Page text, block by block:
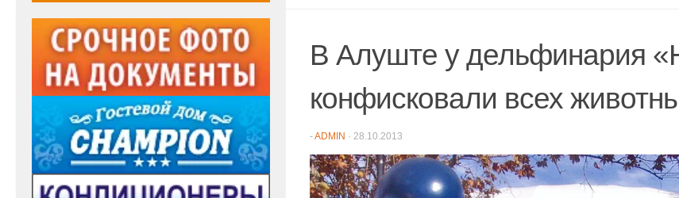
В Алуште у дельфинария
конфисковали всех
-ADMIN · 28.10.2013